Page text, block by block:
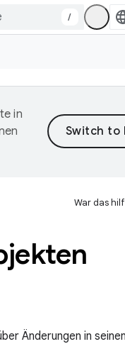
/
in
War das
Änderungen in